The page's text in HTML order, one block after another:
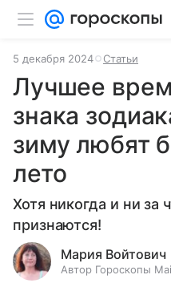
5 декабря 2024 Статьи
Лучшее
знака
зиму любят
лето
Хотя никогда и ни за
признаются!
Мария Войтович
Автор Гороскопы